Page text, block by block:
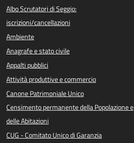
Albo Scrutatori di Seggio:
iscrizioni/cancellazioni
Ambiente
Anagrafe e stato civile
Appalti pubblici
Attività produttive e commercio
Canone Patrimoniale Unico
Censimento permanente della Popolazione e
delle Abitazioni
CUG - Comitato Unico di Garanzia